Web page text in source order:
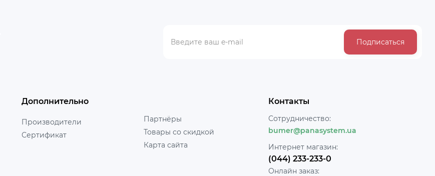
Подписаться
Дополнительно
Производители
Сертификат
Партнёры
Товары со скидкой
Карта сайта
Контакты
Сотрудничество:
bumer@panasystem.ua
Интернет магазин:
(044) 233-233-0
Онлайн заказ: